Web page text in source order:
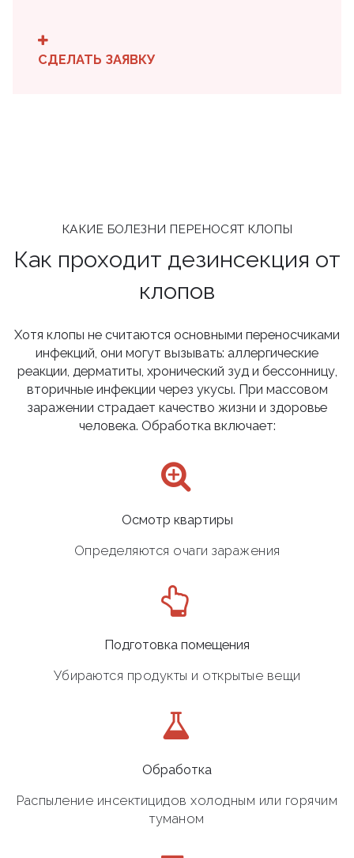
СДЕЛАТЬ ЗАЯВКУ
КАКИЕ БОЛЕЗНИ ПЕРЕНОСЯТ КЛОПЫ
Как проходит дезинсекция от
клопов
Хотя клопы не считаются основными переносчиками
инфекций, они могут вызывать: аллергические
реакции, дерматиты, хронический зуд и бессонницу,
вторичные инфекции через укусы. При массовом
заражении страдает качество жизни и здоровье
человека. Обработка включает:
Осмотр квартиры
Определяются очаги заражения
Подготовка помещения
Убираются продукты и открытые вещи
Обработка
Распыление инсектицидов холодным или горячим
туманом